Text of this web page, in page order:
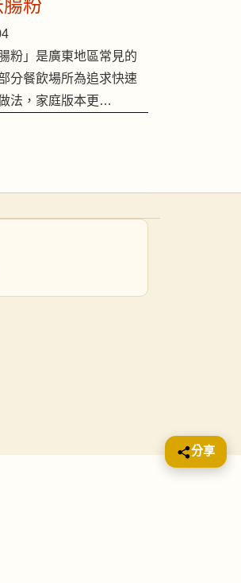
粉
粉」是廣東地區常見的
分餐飲場所為追求快速
法，家庭版本更…
分享